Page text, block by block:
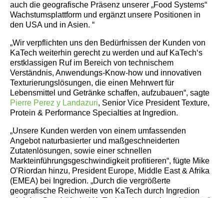
auch die geografische Präsenz unserer „Food Systems“
Wachstumsplattform und ergänzt unsere Positionen in
den USA und in Asien. “
„Wir verpflichten uns den Bedürfnissen der Kunden von
KaTech weiterhin gerecht zu werden und auf KaTech‘s
erstklassigen Ruf im Bereich von technischem
Verständnis, Anwendungs-Know-how und innovativen
Texturierungslösungen, die einen Mehrwert für
Lebensmittel und Getränke schaffen, aufzubauen“, sagte
Pierre Perez y Landazuri, Senior Vice President Texture,
Protein & Performance Specialties at Ingredion.
„Unsere Kunden werden von einem umfassenden
Angebot naturbasierter und maßgeschneiderten
Zutatenlösungen, sowie einer schnellen
Markteinführungsgeschwindigkeit profitieren“, fügte Mike
O’Riordan hinzu, President Europe, Middle East & Afrika
(EMEA) bei Ingredion. „Durch die vergrößerte
geografische Reichweite von KaTech durch Ingredion